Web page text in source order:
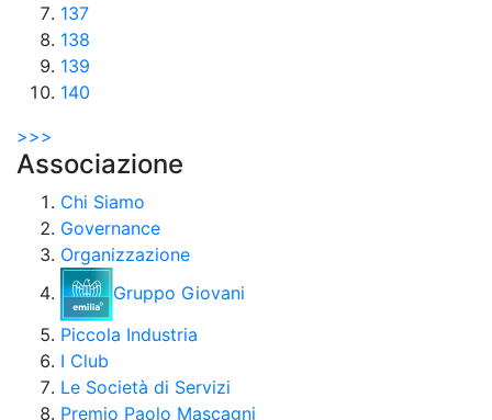
137
138
139
140
>>>
Associazione
Chi Siamo
Governance
Organizzazione
Gruppo Giovani
Piccola Industria
I Club
Le Società di Servizi
Premio Paolo Mascagni